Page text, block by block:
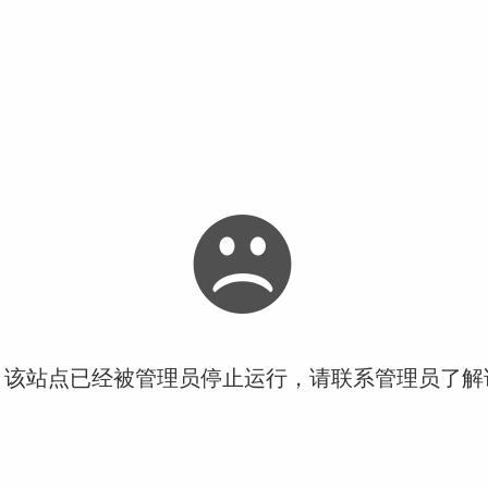
站点已经被管理员停止运行，请联系管理员了